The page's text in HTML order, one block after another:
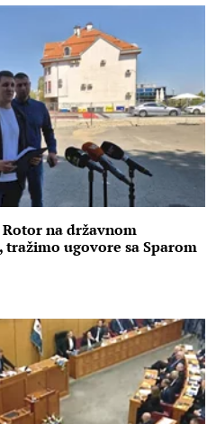
na državnom
ugovore sa Sparom